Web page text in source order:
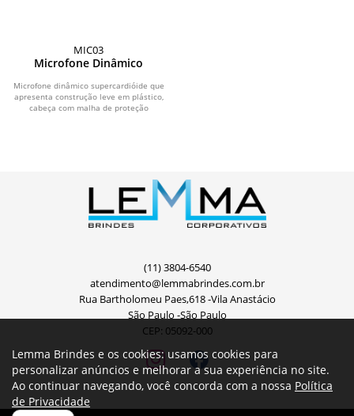
MIC03
Microfone Dinâmico
Microfone dinâmico supercardióide que
apresenta construção leve em plástico,
cabeça com malha de proteção
(11) 3804-6540
atendimento@lemmabrindes.com.br
Rua Bartholomeu Paes,618 -Vila Anastácio
São Paulo -São Paulo
CEP: 05092-000
Lemma Brindes e os cookies: usamos cookies para
personalizar anúncios e melhorar a sua experiência no site.
Ao continuar navegando, você concorda com a nossa Política
de Privacidade